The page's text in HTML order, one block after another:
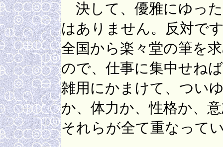
決して、優雅にゆっ
はありません。反対で
全国から楽々堂の筆を
ので、仕事に集中せね
雑用にかまけて、つい
か、体力か、性格か、
それらが全て重な